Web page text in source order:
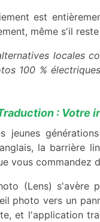
est
même s'il
locales
100 %
: Votre
jeunes
la barrière
vous commandez
(Lens) s'avère
photo vers un
et l'application